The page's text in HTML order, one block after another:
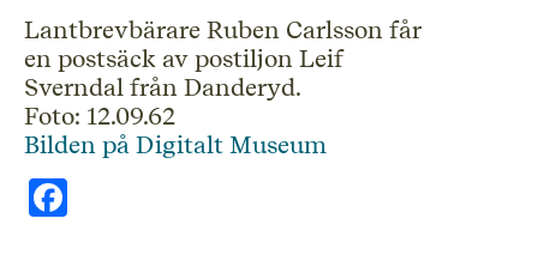
Lantbrevbärare Ruben Carlsson får
en postsäck av postiljon Leif
Sverndal från Danderyd.
Foto: 12.09.62
Bilden på Digitalt Museum